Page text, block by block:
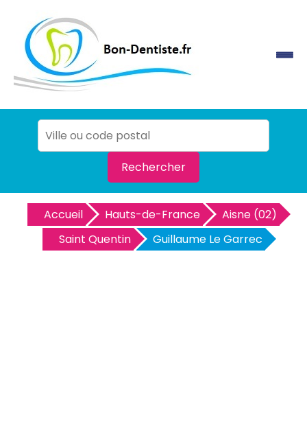
Rechercher
Accueil Hauts-de-France
Aisne (02)
Saint Quentin
Guillaume Le Garrec